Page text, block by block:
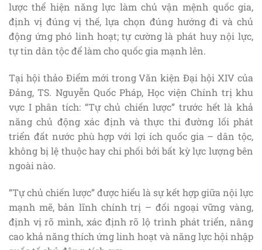
lược thể hiện năng lực làm chủ vận mệnh quốc gia,
định vị đúng vị thế, lựa chọn đúng hướng đi và chủ
động ứng phó linh hoạt; tự cường là phát huy nội lực,
tự tin dân tộc để làm cho quốc gia mạnh lên.
Tại hội thảo Điểm mới trong Văn kiện Đại hội XIV của
Đảng, TS. Nguyễn Quốc Pháp, Học viện Chính trị khu
vực I phân tích: “Tự chủ chiến lược” trước hết là khả
năng chủ động xác định và thực thi đường lối phát
triển đất nước phù hợp với lợi ích quốc gia – dân tộc,
không bị lệ thuộc hay chi phối bởi bất kỳ lực lượng bên
ngoài nào.
“Tự chủ chiến lược” được hiểu là sự kết hợp giữa nội lực
mạnh mẽ, bản lĩnh chính trị – đối ngoại vững vàng,
định vị rõ mình, xác định rõ lộ trình phát triển, nâng
cao khả năng thích ứng linh hoạt và năng lực hội nhập